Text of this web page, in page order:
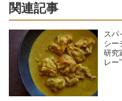
関連記事
スパ
シー
研究
レー”